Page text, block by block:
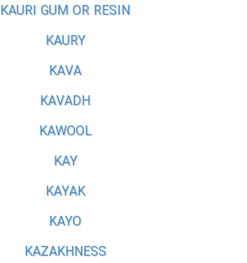
KAURI GUM OR RESIN
KAURY
KAVA
KAVADH
KAWOOL
KAY
KAYAK
KAYO
KAZAKHNESS